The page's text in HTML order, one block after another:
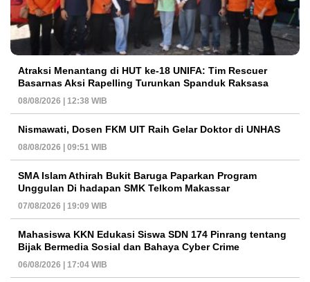
Atraksi Menantang di HUT ke-18 UNIFA: Tim Rescuer
Basarnas Aksi Rapelling Turunkan Spanduk Raksasa
08/08/2026 | 12:38 WIB
Nismawati, Dosen FKM UIT Raih Gelar Doktor di UNHAS
08/08/2026 | 09:51 WIB
SMA Islam Athirah Bukit Baruga Paparkan Program
Unggulan Di hadapan SMK Telkom Makassar
07/08/2026 | 19:09 WIB
Mahasiswa KKN Edukasi Siswa SDN 174 Pinrang tentang
Bijak Bermedia Sosial dan Bahaya Cyber Crime
06/08/2026 | 17:04 WIB